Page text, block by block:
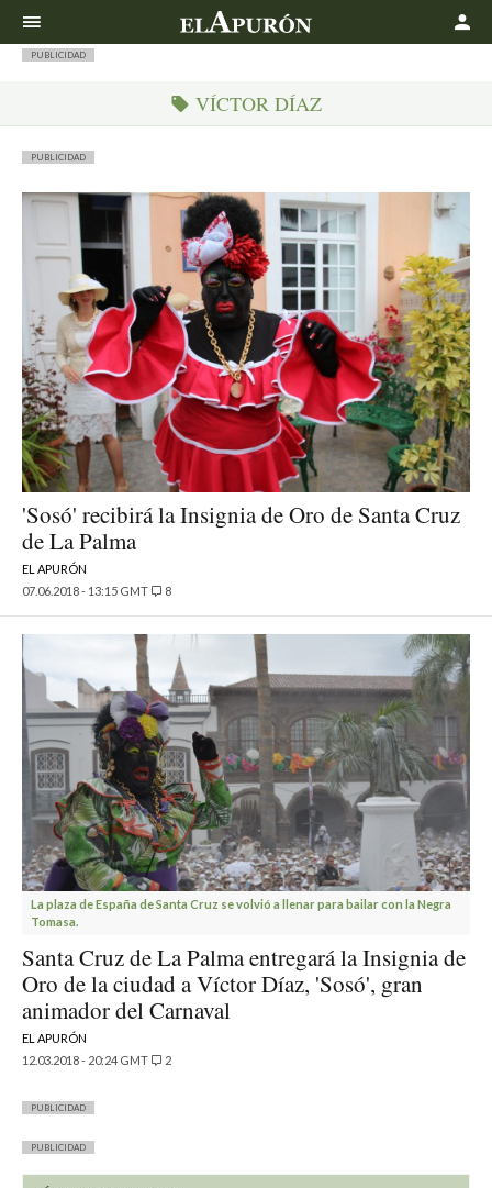
PUBLICIDAD
VÍCTOR DÍAZ
PUBLICIDAD
'Sosó' recibirá la Insignia de Oro de Santa Cruz
de La Palma
EL APURÓN
07.06.2018 - 13:15 GMT
8
La plaza de España de Santa Cruz se volvió a llenar para bailar con la Negra
Tomasa.
Santa Cruz de La Palma entregará la Insignia de
Oro de la ciudad a Víctor Díaz, 'Sosó', gran
animador del Carnaval
EL APURÓN
12.03.2018 - 20:24 GMT
2
PUBLICIDAD
PUBLICIDAD